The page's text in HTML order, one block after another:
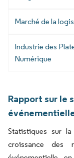
Marché de la
Industrie des
Numérique
Rapport sur le
Statistiques sur
croissance des